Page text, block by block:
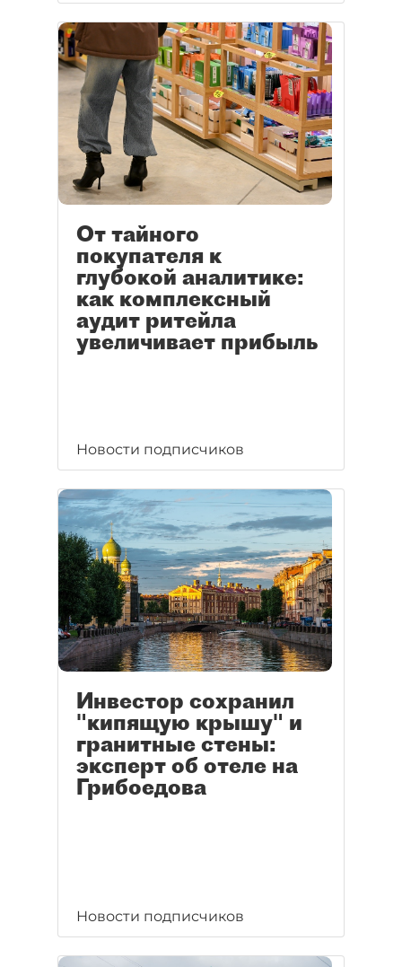
От тайного
покупателя к
глубокой аналитике:
как комплексный
аудит ритейла
увеличивает прибыль
Новости подписчиков
Инвестор сохранил
"кипящую крышу" и
гранитные стены:
эксперт об отеле на
Грибоедова
Новости подписчиков